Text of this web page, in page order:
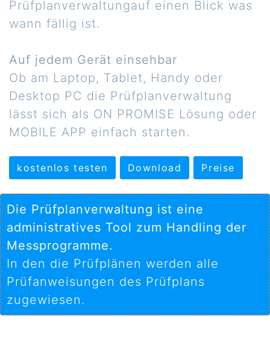
Prüfplanverwaltungauf einen Blick was
wann fällig ist.
Auf jedem Gerät einsehbar
Ob am Laptop, Tablet, Handy oder
Desktop PC die Prüfplanverwaltung
lässt sich als ON PROMISE Lösung oder
MOBILE APP einfach starten.
kostenlos testen Download Preise
Die Prüfplanverwaltung ist eine
administratives Tool zum Handling der
Messprogramme.
In den die Prüfplänen werden alle
Prüfanweisungen des Prüfplans
zugewiesen.